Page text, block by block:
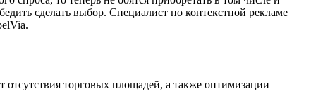
сделать выбор. Специалист по контекстной рекламе
торговых площадей, а также оптимизации